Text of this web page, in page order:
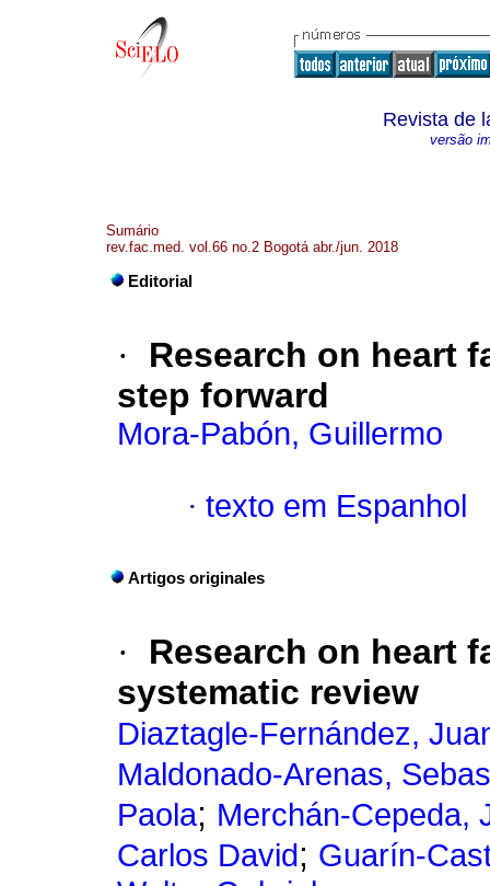
Revista de
versão
Sumário
rev.fac.med. vol.66 no.2 Bogotá abr./jun. 2018
Editorial
·
Research on heart
step forward
Mora-Pabón, Guillermo
· texto em Espanhol
Artigos originales
·
Research on heart
systematic review
Diaztagle-Fernández,
Maldonado-Arenas,
Paola; Merchán-Cepeda,
Carlos David ; Guarín-